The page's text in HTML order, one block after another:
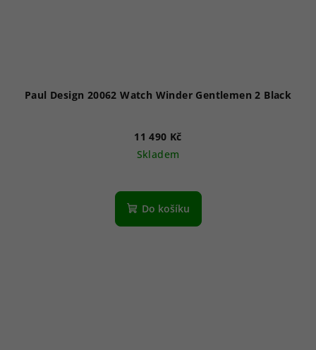
Paul Design 20062 Watch Winder Gentlemen 2 Black
11 490 Kč
Skladem
Do košíku